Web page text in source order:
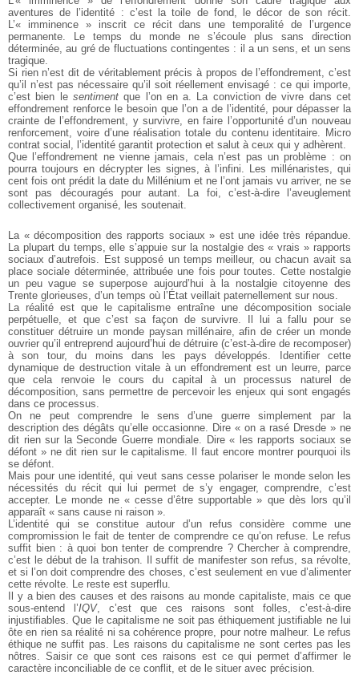
aventures de l’identité : c’est la toile de fond, le décor de son récit.
L’« imminence » inscrit ce récit dans une temporalité de l’urgence
permanente. Le temps du monde ne s’écoule plus sans direction
déterminée, au gré de fluctuations contingentes : il a un sens, et un sens
tragique.
Si rien n’est dit de véritablement précis à propos de l’effondrement, c’est
qu’il n’est pas nécessaire qu’il soit réellement envisagé : ce qui importe,
c’est bien le sentimentque l’on en a. La conviction de vivre dans cet
effondrement renforce le besoin que l’on a de l’identité, pour dépasser la
crainte de l’effondrement, y survivre, en faire l’opportunité d’un nouveau
renforcement, voire d’une réalisation totale du contenu identitaire. Micro
contrat social, l’identité garantit protection et salut à ceux qui y adhèrent.
Que l’effondrement ne vienne jamais, cela n’est pas un problème : on
pourra toujours en décrypter les signes, à l’infini. Les millénaristes, qui
cent fois ont prédit la date du Millénium et ne l’ont jamais vu arriver, ne se
sont pas découragés pour autant. La foi, c’est-à-dire l’aveuglement
collectivement organisé, les soutenait.
La « décomposition des rapports sociaux » est une idée très répandue.
La plupart du temps, elle s’appuie sur la nostalgie des « vrais » rapports
sociaux d’autrefois. Est supposé un temps meilleur, ou chacun avait sa
place sociale déterminée, attribuée une fois pour toutes. Cette nostalgie
un peu vague se superpose aujourd’hui à la nostalgie citoyenne des
Trente glorieuses, d’un temps où l’État veillait paternellement sur nous.
La réalité est que le capitalisme entraîne une décomposition sociale
perpétuelle, et que c’est sa façon de survivre. Il lui a fallu pour se
constituer détruire un monde paysan millénaire, afin de créer un monde
ouvrier qu’il entreprend aujourd’hui de détruire (c’est-à-dire de recomposer)
à son tour, du moins dans les pays développés. Identifier cette
dynamique de destruction vitale à un effondrement est un leurre, parce
que cela renvoie le cours du capital à un processus naturel de
décomposition, sans permettre de percevoir les enjeux qui sont engagés
dans ce processus.
On ne peut comprendre le sens d’une guerre simplement par la
description des dégâts qu’elle occasionne. Dire « on a rasé Dresde » ne
dit rien sur la Seconde Guerre mondiale. Dire « les rapports sociaux se
défont » ne dit rien sur le capitalisme. Il faut encore montrer pourquoi ils
se défont.
Mais pour une identité, qui veut sans cesse polariser le monde selon les
nécessités du récit qui lui permet de s’y engager, comprendre, c’est
accepter. Le monde ne « cesse d’être supportable » que dès lors qu’il
apparaît « sans cause ni raison ».
L’identité qui se constitue autour d’un refus considère comme une
compromission le fait de tenter de comprendre ce qu’on refuse. Le refus
suffit bien : à quoi bon tenter de comprendre ? Chercher à comprendre,
c’est le début de la trahison. Il suffit de manifester son refus, sa révolte,
et si l’on doit comprendre des choses, c’est seulement en vue d’alimenter
cette révolte. Le reste est superflu.
Il y a bien des causes et des raisons au monde capitaliste, mais ce que
sous-entend l’IQV, c’est que ces raisons sont folles, c’est-à-dire
injustifiables. Que le capitalisme ne soit pas éthiquement justifiable ne lui
ôte en rien sa réalité ni sa cohérence propre, pour notre malheur. Le refus
éthique ne suffit pas. Les raisons du capitalisme ne sont certes pas les
nôtres. Saisir ce que sont ces raisons est ce qui permet d’affirmer le
caractère inconciliable de ce conflit, et de le situer avec précision.